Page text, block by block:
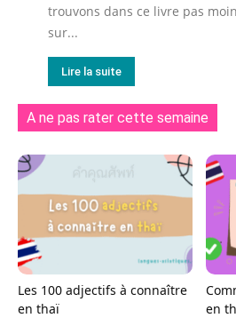
trouvons dans ce livre pas
sur...
Lire la suite
A ne pas rater cette semaine
Les 100 adjectifs à connaître
en thaï
en